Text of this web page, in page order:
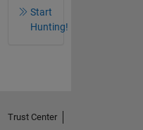
Start
Hunting!
Trust Center